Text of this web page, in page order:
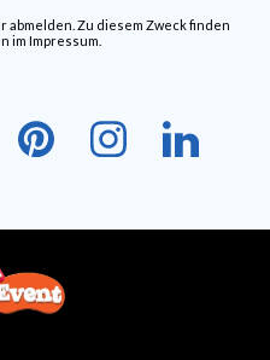
Zu diesem Zweck finden
im Impressum.